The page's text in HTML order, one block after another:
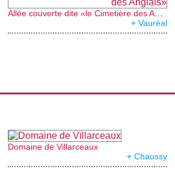
⌖ Vauréal
Domaine de Villarceaux
⌖ Chaussy